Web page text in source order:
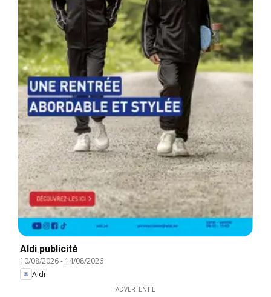
Aldi publicité
10/08/2026- 14/08/2026
Aldi
ADVERTENTIE